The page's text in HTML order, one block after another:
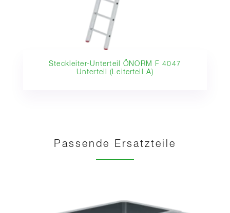
Steckleiter-Unterteil ÖNORM F 4047
Unterteil (Leiterteil A)
Passende Ersatzteile